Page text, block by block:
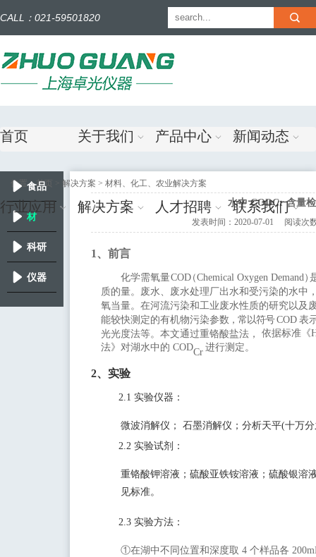
CALL：021-59501820
首页 关于我们 产品中心 新闻动态
行业应用 解决方案 人才招聘 联系我们
位置：首页 > 解决方案 > 材料、化工、农业解决方案
食品
药品解决
方案
材
料、化
工、农业
解决方案
科研
解决方案
仪器
应用及应
水中 CODCr 含量
发表时间： 2020-07-01 阅读次
1、前言
化学需氧量COD（Chemical Oxygen Demand）
质的量。 废水、废水处理厂出水和受污染的水中
氧当量。在河流污染和工业废水性质的研究以及
能较快测定的有机物污染参数，常以符号 COD 表
光光度法等。本文通过重铬酸盐法，
依据标准《
法》对湖水中的 CODCr 进行测定。
2、实验
2.1 实验仪器：
微波消解仪； 石墨消解仪；分析天平(十万
2.2 实验试剂：
重铬酸钾溶液；硫酸亚铁铵溶液；硫酸银溶
见标准。
2.3 实验方法：
①在湖中不同位置和深度取 4 个样品各